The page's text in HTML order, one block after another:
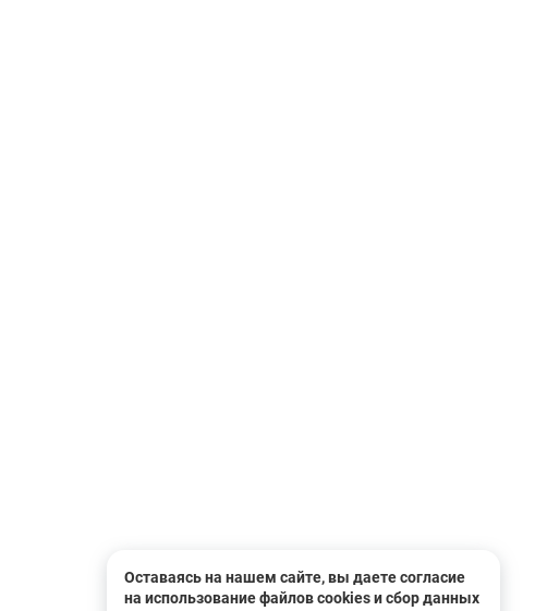
Оставаясь на нашем сайте, вы даете согласие
на использование файлов cookies и сбор данных